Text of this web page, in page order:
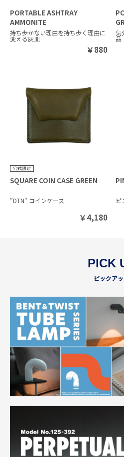
PORTABLE ASHTRAY
AMMONITE
持ち歩かない理由を持ち歩く理由に
変える灰皿
￥880
気
品
SQUARE COIN CASE GREEN
"DTN" コインケース
￥4,180
ピ
PICK
ピックア